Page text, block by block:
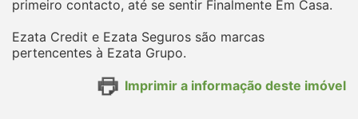
primeiro contacto, até se sentir Finalmente Em Casa.
Ezata Credit e Ezata Seguros são marcas
pertencentes à Ezata Grupo.
Imprimir a informação deste imóvel